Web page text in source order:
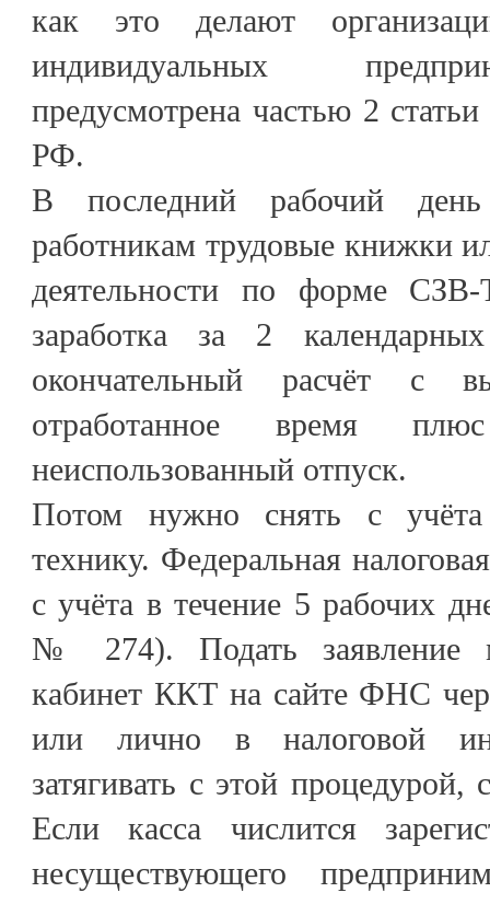
как это делают
индивидуальных
предусмотрена частью 2
РФ.
В последний рабочий
работникам трудовые книжки
деятельности по форме
заработка за 2
окончательный расчёт с
отработанное время
неиспользованный отпуск.
Потом нужно снять с учёта
технику. Федеральная
с учёта в течение 5 рабочих
№ 274). Подать заявление
кабинет ККТ на сайте ФНС
или лично в налоговой
затягивать с этой процедурой,
Если касса числится
несуществующего